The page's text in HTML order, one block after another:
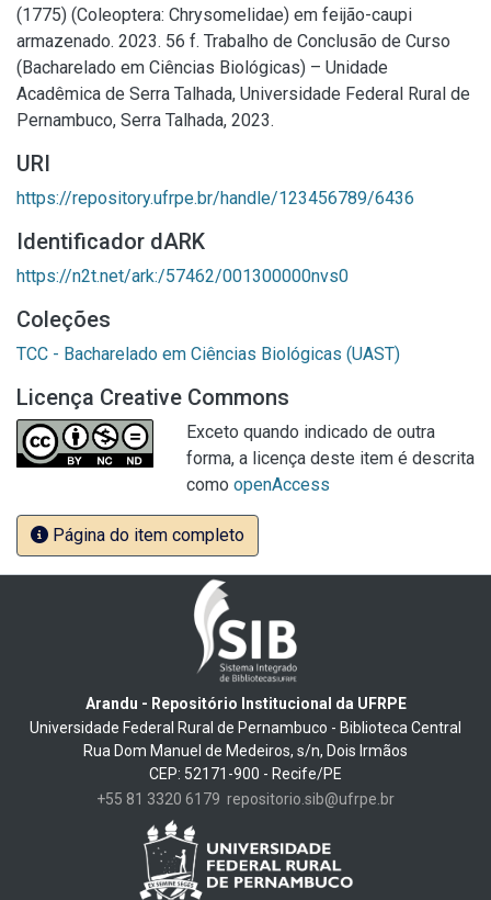
(1775) (Coleoptera: Chrysomelidae) em feijão-caupi
armazenado. 2023. 56 f. Trabalho de Conclusão de Curso
(Bacharelado em Ciências Biológicas) – Unidade
Acadêmica de Serra Talhada, Universidade Federal Rural de
Pernambuco, Serra Talhada, 2023.
URI
https://repository.ufrpe.br/handle/123456789/6436
Identificador dARK
https://n2t.net/ark:/57462/001300000nvs0
Coleções
TCC - Bacharelado em Ciências Biológicas (UAST)
Licença Creative Commons
Exceto quando indicado de outra
forma, a licença deste item é descrita
como openAccess
Página do item completo
Arandu - Repositório Institucional da UFRPE
Universidade Federal Rural de Pernambuco - Biblioteca Central
Rua Dom Manuel de Medeiros, s/n, Dois Irmãos
CEP: 52171-900 - Recife/PE
+55 81 3320 6179 repositorio.sib@ufrpe.br